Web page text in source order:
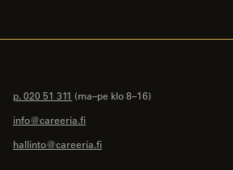
p. 020 51 311 (ma–pe klo 8–16)
info@careeria.fi
hallinto@careeria.fi